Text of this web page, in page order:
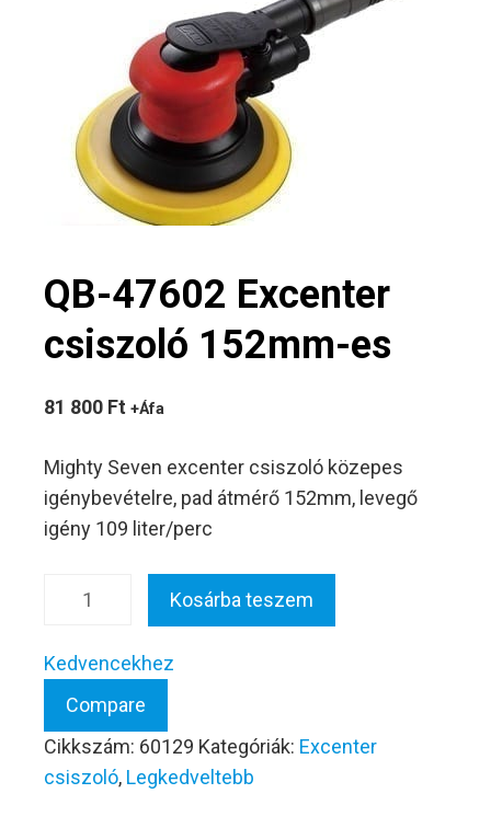
QB-47602 Excenter
csiszoló 152mm-es
81 800 Ft +Áfa
Mighty Seven excenter csiszoló közepes
igénybevételre, pad átmérő 152mm, levegő
igény 109 liter/perc
csiszoló
152mm-
es
mennyiség
Kosárba teszem
Kedvencekhez
Compare
Cikkszám: 60129 Kategóriák: Excenter
csiszoló, Legkedveltebb